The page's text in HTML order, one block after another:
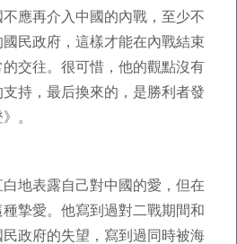
應再介入中國的內戰，至少不
民政府，這樣才能在內戰結束
交往。很可惜，他的觀點沒有
持，最后換來的，是勝利者發
。
地表露自己對中國的愛，但在
摯愛。他寫到過對二戰期間和
政府的失望，寫到過同時被海